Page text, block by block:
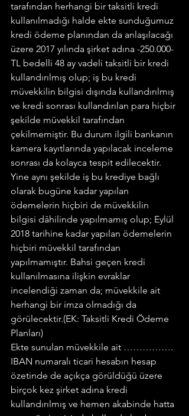
tarafından herhangi bir taksitli kredi
kullanılmadığı halde ekte sunduğumuz
kredi ödeme planından da anlaşılacağı
üzere 2017 yılında şirket adına -250.000-
TL bedelli 48 ay vadeli taksitli bir kredi
kullandırılmış olup; iş bu kredi
müvekkilin bilgisi dışında kullandırılmış
ve kredi sonrası kullandırılan para hiçbir
şekilde müvekkil tarafından
çekilmemiştir. Bu durum ilgili bankanın
kamera kayıtlarında yapılacak inceleme
sonrası da kolayca tespit edilecektir.
Yine aynı şekilde iş bu krediye bağlı
olarak bugüne kadar yapılan
ödemelerin hiçbiri de müvekkilin
bilgisi dâhilinde yapılmamış olup; Eylül
2018 tarihine kadar yapılan ödemelerin
hiçbiri müvekkil tarafından
yapılmamıştır. Bahsi geçen kredi
kullanılmasına ilişkin evraklar
incelendiği zaman da; müvekkile ait
herhangi bir imza olmadığı da
görülecektir.(EK: Taksitli Kredi Ödeme
Planları)
Ekte sunulan müvekkile ait …………….
IBAN numaralı ticari hesabın hesap
özetinde de açıkça görüldüğü üzere
birçok kez şirket adına kredi
kullandırılmış ve hemen akabinde hatta